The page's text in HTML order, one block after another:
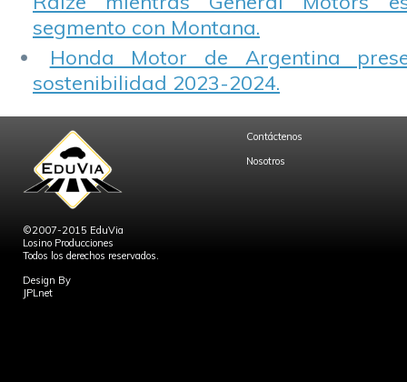
segmento con Montana.
Honda Motor de Argentina
sostenibilidad 2023-2024.
©2007-2015 EduVia
Losino Producciones
Todos los derechos reservados.
Design By
JPLnet
Contáctenos
Nosotros